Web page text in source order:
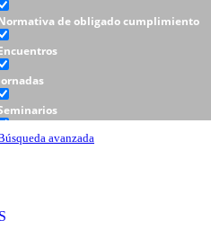
de obligado cumplimiento
avanzada